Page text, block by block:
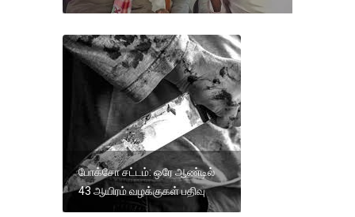
போக்சோ சட்டம்: ஒரே ஆண்டில்
43 ஆயிரம் வழக்குகள் பதிவு